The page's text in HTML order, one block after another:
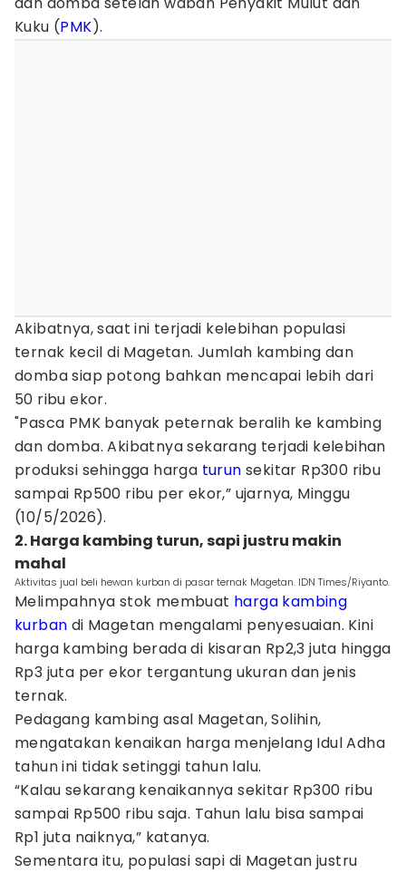
Kuku (PMK).
Akibatnya, saat ini terjadi kelebihan populasi
ternak kecil di Magetan. Jumlah kambing dan
domba siap potong bahkan mencapai lebih dari
50 ribu ekor.
"Pasca PMK banyak peternak beralih ke kambing
dan domba. Akibatnya sekarang terjadi kelebihan
produksi sehingga harga turun sekitar Rp300 ribu
sampai Rp500 ribu per ekor,” ujarnya, Minggu
(10/5/2026).
2. Harga kambing turun, sapi justru makin
mahal
Aktivitas jual beli hewan kurban di pasar ternak Magetan. IDN Times/Riyanto.
Melimpahnya stok membuat harga kambing
kurban di Magetan mengalami penyesuaian. Kini
harga kambing berada di kisaran Rp2,3 juta hingga
Rp3 juta per ekor tergantung ukuran dan jenis
ternak.
Pedagang kambing asal Magetan, Solihin,
mengatakan kenaikan harga menjelang Idul Adha
tahun ini tidak setinggi tahun lalu.
“Kalau sekarang kenaikannya sekitar Rp300 ribu
sampai Rp500 ribu saja. Tahun lalu bisa sampai
Rp1 juta naiknya,” katanya.
Sementara itu, populasi sapi di Magetan justru